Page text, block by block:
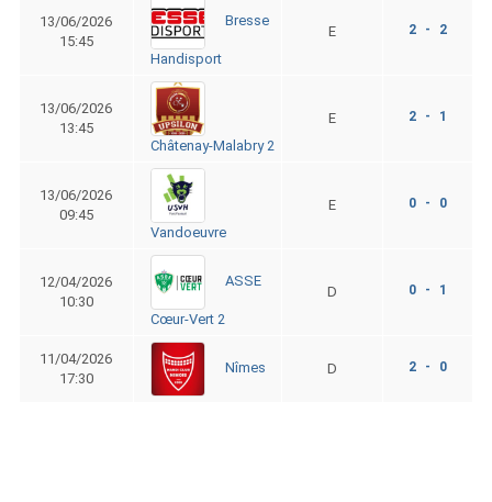
13/06/2026
15:45
Bresse
Handisport
E 2 - 2
13/06/2026
13:45
Châtenay-Malabry 2
E 2 - 1
13/06/2026
09:45
Vandoeuvre
E 0 - 0
12/04/2026
10:30
ASSE
Cœur-Vert 2
D 0 - 1
11/04/2026
17:30
Nîmes D 2 - 0